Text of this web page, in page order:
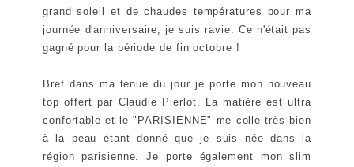
grand soleil et de chaudes températures pour ma
journée d'anniversaire, je suis ravie. Ce n'était pas
gagné pour la période de fin octobre !
Bref dans ma tenue du jour je porte mon nouveau
top offert par Claudie Pierlot. La matière est ultra
confortable et le "PARISIENNE" me colle très bien
à la peau étant donné que je suis née dans la
région parisienne. Je porte également mon slim